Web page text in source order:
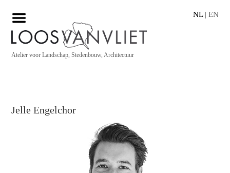
NL| EN
Atelier voor Landschap, Stedenbouw, Architectuur
Jelle Engelchor